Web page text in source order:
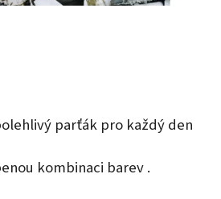
parťák pro každý den
kombinaci barev .